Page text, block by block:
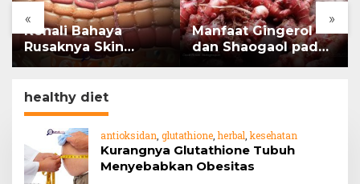
« »
Kenali Bahaya
Rusaknya Skin
Barrier
Manfaat Gingerol
dan Shaogaol pada
healthy diet
antioksidan glutathione ,herbal kesehatan
Kurangnya Glutathione Tubuh
Menyebabkan Obesitas